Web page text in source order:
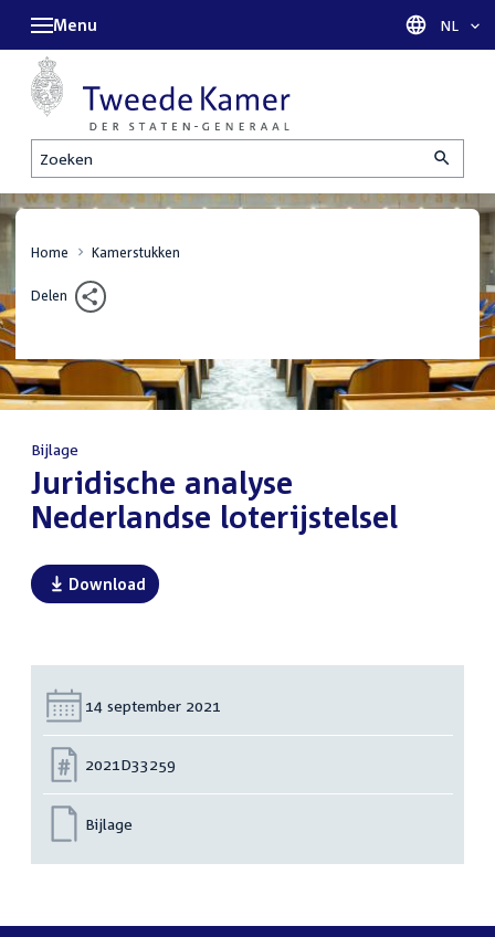
Zoeken
Menu Taal
NL
Home Kamerstukken
Delen
Bijlage
Juridische analyse
Nederlandse loterijstelsel
Download
Datum:
14 september 2021
Nummer:
2021D33259
Bijlage